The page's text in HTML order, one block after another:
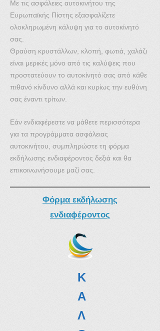
Με τις ασφάλειες αυτοκινήτου της
Ευρωπαϊκής Πίστης εξασφαλίζετε
ολοκληρωμένη κάλυψη για το αυτοκίνητό
σας.
Θραύση κρυστάλλων, κλοπή, φωτιά, χαλάζι
είναι μερικές μόνο από τις καλύψεις που
προστατεύουν το αυτοκίνητό σας από κάθε
πιθανό κίνδυνο αλλά και κυρίως την ευθύνη
σας έναντι τρίτων.
Εάν ενδιαφέρεστε να μάθετε περισσότερα
για τα προγράμματα ασφάλειας
αυτοκινήτου, συμπληρώστε τη φόρμα
εκδήλωσης ενδιαφέροντος δεξιά και θα
επικοινωνήσουμε μαζί σας.
Φόρμα εκδήλωσης
ενδιαϕέροντος
Κ
Α
Λ